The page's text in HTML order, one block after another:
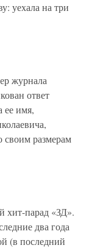
уехала на три
журнала
ответ
ее имя,
своим размерам
хит-парад «ЗД».
два года
(в последний